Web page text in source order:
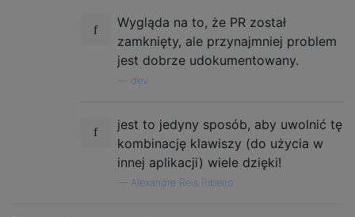
Wygląda na to, że PR został
zamknięty, ale przynajmniej problem
jest dobrze udokumentowany.
dev
jest to jedyny sposób, aby uwolnić tę
kombinację klawiszy (do użycia w
innej aplikacji) wiele dzięki!
Alexandre Reis Ribeiro